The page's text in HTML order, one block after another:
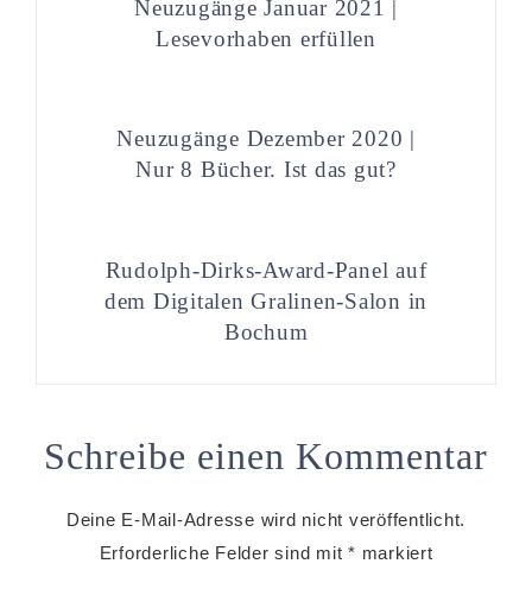
Neuzugänge Januar 2021 |
Lesevorhaben erfüllen
Neuzugänge Dezember 2020 |
Nur 8 Bücher. Ist das gut?
Rudolph-Dirks-Award-Panel auf
dem Digitalen Gralinen-Salon in
Bochum
Schreibe einen Kommentar
Deine E-Mail-Adresse wird nicht veröffentlicht.
Erforderliche Felder sind mit * markiert